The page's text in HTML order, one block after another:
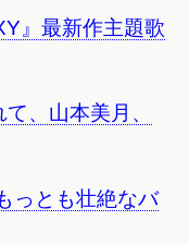
』最新作主題歌
、山本美月、
っとも壮絶なバ